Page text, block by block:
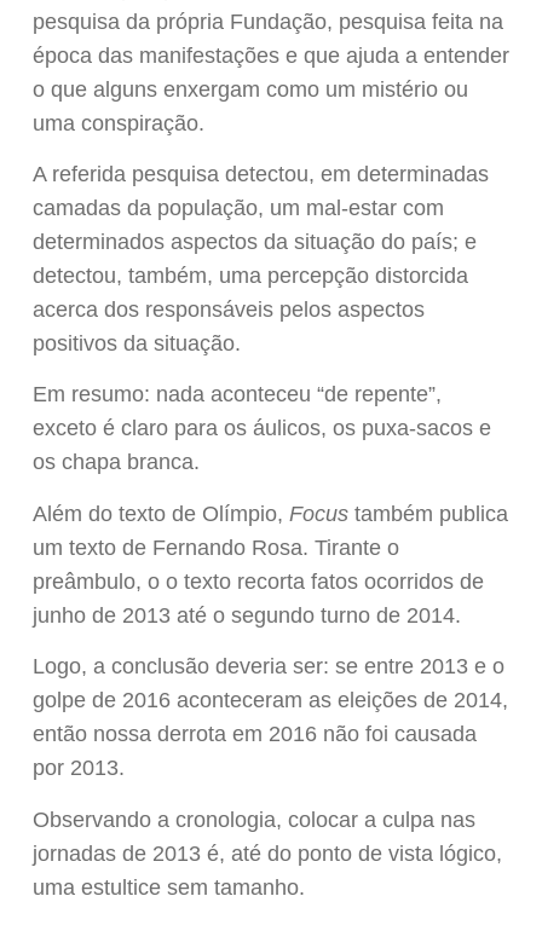
pesquisa da própria Fundação, pesquisa feita na
época das manifestações e que ajuda a entender
o que alguns enxergam como um mistério ou
uma conspiração.
A referida pesquisa detectou, em determinadas
camadas da população, um mal-estar com
determinados aspectos da situação do país; e
detectou, também, uma percepção distorcida
acerca dos responsáveis pelos aspectos
positivos da situação.
Em resumo: nada aconteceu “de repente”,
exceto é claro para os áulicos, os puxa-sacos e
os chapa branca.
Além do texto de Olímpio, Focus também publica
um texto de Fernando Rosa. Tirante o
preâmbulo, o o texto recorta fatos ocorridos de
junho de 2013 até o segundo turno de 2014.
Logo, a conclusão deveria ser: se entre 2013 e o
golpe de 2016 aconteceram as eleições de 2014,
então nossa derrota em 2016 não foi causada
por 2013.
Observando a cronologia, colocar a culpa nas
jornadas de 2013 é, até do ponto de vista lógico,
uma estultice sem tamanho.